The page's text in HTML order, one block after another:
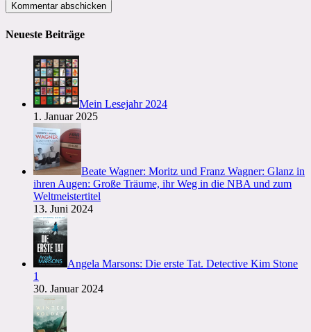
zum
ein
Adresse
Kommentieren
Website-
URL
ein
(optional)
Neueste Beiträge
Mein Lesejahr 2024
1. Januar 2025
Beate Wagner: Moritz und Franz Wagner: Glanz in
ihren Augen: Große Träume, ihr Weg in die NBA und zum
Weltmeistertitel
13. Juni 2024
Angela Marsons: Die erste Tat. Detective Kim Stone
1
30. Januar 2024